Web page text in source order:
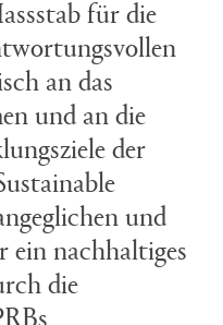
für die
an das
und an die
der
und
ein nachhaltiges
die